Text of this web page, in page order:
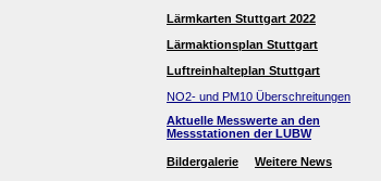
Lärmkarten Stuttgart 2022
Lärmaktionsplan Stuttgart
Luftreinhalteplan Stuttgart
NO2- und PM10 Überschreitungen
Aktuelle Messwerte an den
Messstationen der LUBW
Bildergalerie Weitere News